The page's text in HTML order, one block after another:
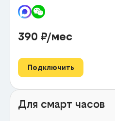
390 ₽/мес
Подключить
Для смарт часов